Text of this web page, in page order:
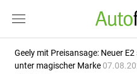
Geely mit Preisansage: Neuer
unter magischer Marke